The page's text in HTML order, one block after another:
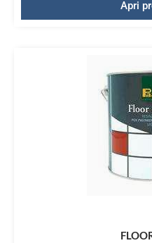
Apri